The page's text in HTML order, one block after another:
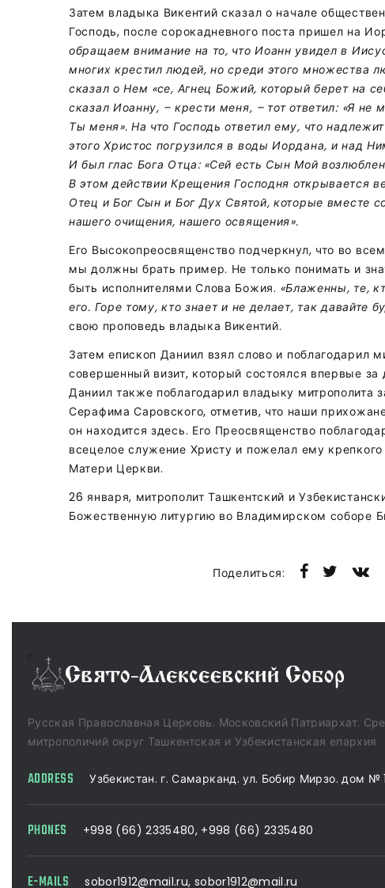
Затем владыка Викентий сказал о начале
Господь, после сорокадневного поста пришел на
обращаем внимание на то, что Иоанн увидел в
многих крестил людей, но среди этого множества
сказал о Нем «се, Агнец Божий, который берет на
сказал Иоанну, – крести меня, – тот ответил: «Я не
Ты меня». На что Господь ответил ему, что
этого Христос погрузился в воды Иордана, и над
И был глас Бога Отца: «Сей есть Сын Мой
В этом действии Крещения Господня открывается
Отец и Бог Сын и Бог Дух Святой, которые вместе
нашего очищения, нашего освящения».
Его Высокопреосвященство подчеркнул, что во
мы должны брать пример. Не только понимать и
быть исполнителями Слова Божия. «Блаженны, те,
его. Горе тому, кто знает и не делает, так давайте
свою проповедь владыка Викентий.
Затем епископ Даниил взял слово и поблагодарил
совершенный визит, который состоялся впервые
Даниил также поблагодарил владыку митрополита
Серафима Саровского, отметив, что наши
он находится здесь. Его Преосвященство
всецелое служение Христу и пожелал ему
Матери Церкви.
26 января, митрополит Ташкентский и
Божественную литургию во Владимирском соборе
Поделиться:
Русская Православная Церковь. Московский Патриархат.
митрополичий округ Ташкентская и Узбекистанская епархия
ADDRESS Узбекистан. г. Самарканд. ул. Бобир Мирзо. дом № 1
PHONES +998 (66) 2335480, +998 (66) 2335480
E-MAILS sobor1912@mail.ru, sobor1912@mail.ru